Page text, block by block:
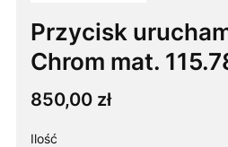
Przycisk
Chrom mat.
Cena
850,00 zł
Ilość